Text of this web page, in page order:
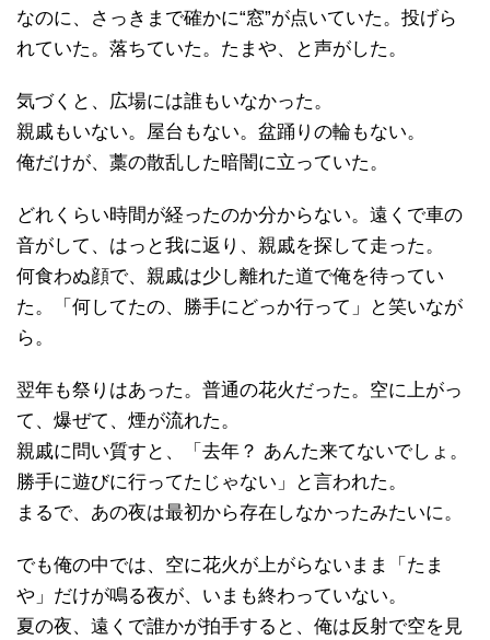
なのに、さっきまで確かに“窓”が点いていた。投げら
れていた。落ちていた。たまや、と声がした。
気づくと、広場には誰もいなかった。
親戚もいない。屋台もない。盆踊りの輪もない。
俺だけが、藁の散乱した暗闇に立っていた。
どれくらい時間が経ったのか分からない。遠くで車の
音がして、はっと我に返り、親戚を探して走った。
何食わぬ顔で、親戚は少し離れた道で俺を待ってい
た。「何してたの、勝手にどっか行って」と笑いなが
ら。
翌年も祭りはあった。普通の花火だった。空に上がっ
て、爆ぜて、煙が流れた。
親戚に問い質すと、「去年？ あんた来てないでしょ。
勝手に遊びに行ってたじゃない」と言われた。
まるで、あの夜は最初から存在しなかったみたいに。
でも俺の中では、空に花火が上がらないまま「たま
や」だけが鳴る夜が、いまも終わっていない。
夏の夜、遠くで誰かが拍手すると、俺は反射で空を見